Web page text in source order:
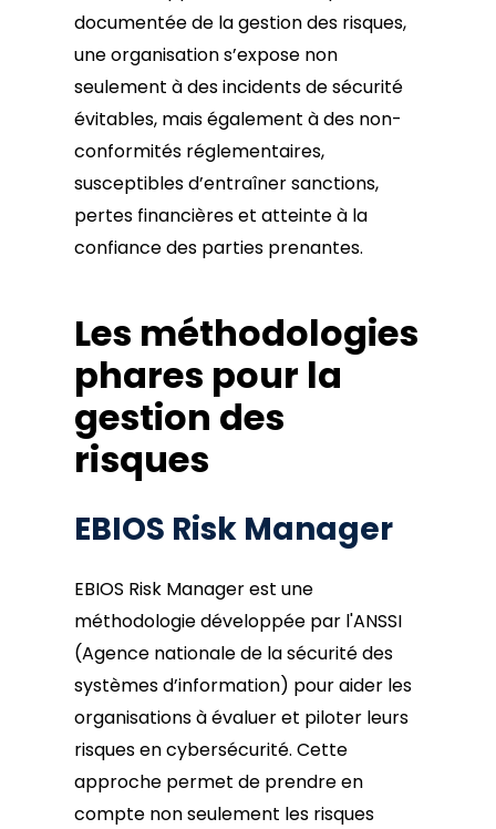
documentée de la gestion des risques,
une organisation s’expose non
seulement à des incidents de sécurité
évitables, mais également à des non-
conformités réglementaires,
susceptibles d’entraîner sanctions,
pertes financières et atteinte à la
confiance des parties prenantes.
Les méthodologies
phares pour la
gestion des
risques
EBIOS Risk Manager
EBIOS Risk Manager est une
méthodologie développée par l'ANSSI
(Agence nationale de la sécurité des
systèmes d’information) pour aider les
organisations à évaluer et piloter leurs
risques en cybersécurité. Cette
approche permet de prendre en
compte non seulement les risques